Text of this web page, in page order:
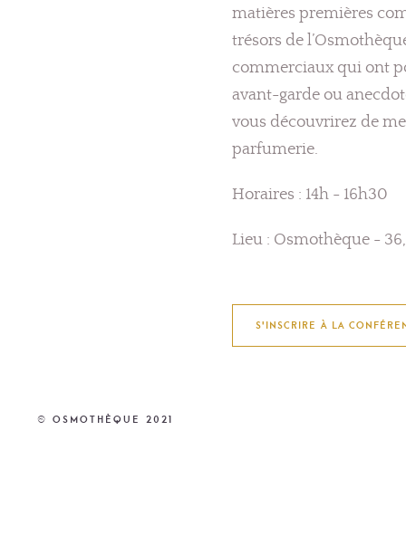
matières premières
trésors de
commerciaux qui ont
avant-garde ou
vous découvrirez de
parfumerie.
Horaires : 14h - 16h30
Lieu : Osmothèque -
S'INSCRIRE À LA
© Osmothèque 2021